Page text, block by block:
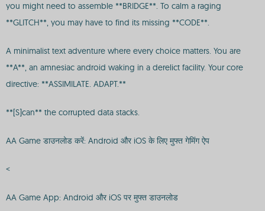
you might need to assemble **BRIDGE**. To calm a raging
**GLITCH**, you may have to find its missing **CODE**.
A minimalist text adventure where every choice matters. You are
**A**, an amnesiac android waking in a derelict facility. Your core
directive: **ASSIMILATE. ADAPT.**
**[S]can** the corrupted data stacks.
AA Game डाउनलोड करें: Android और iOS के लिए मुफ्त गेमिंग ऐप
<
AA Game App: Android और iOS पर मुफ्त डाउनलोड